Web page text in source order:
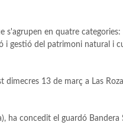
s'agrupen en quatre
i gestió del patrimoni natural i
dimecres 13 de març a Las
ha concedit el guardó Bandera